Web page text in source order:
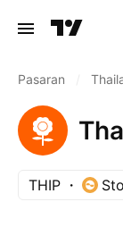
Pasaran
THIP